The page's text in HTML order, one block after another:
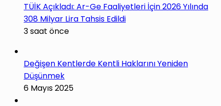
TÜİK Açıkladı: Ar-Ge Faaliyetleri İçin 2026 Yılında
308 Milyar Lira Tahsis Edildi
3 saat önce
Değişen Kentlerde Kentli Haklarını Yeniden
Düşünmek
6 Mayıs 2025